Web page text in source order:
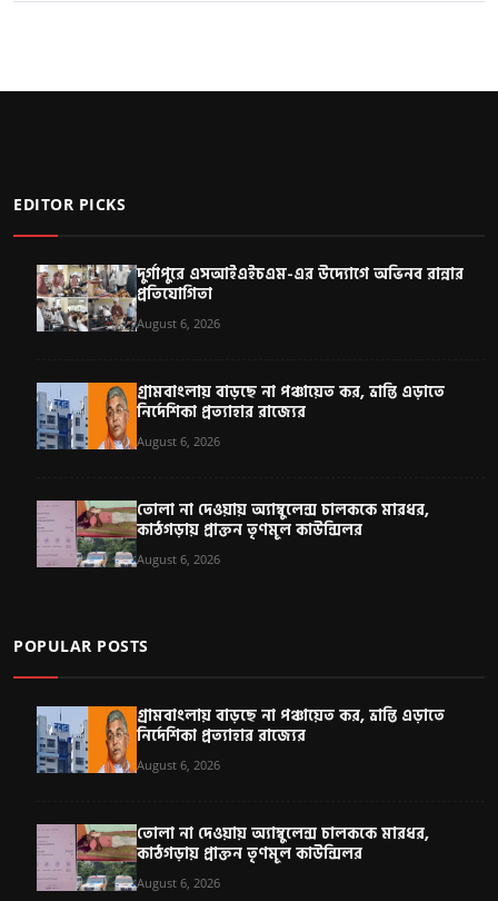
EDITOR PICKS
দুর্গাপুরে এসআইএইচএম-এর উদ্যোগে অভিনব রান্নার
প্রতিযোগিতা
August 6, 2026
গ্রামবাংলায় বাড়ছে না পঞ্চায়েত কর, ভ্রান্তি এড়াতে
নির্দেশিকা প্রত্যাহার রাজ্যের
August 6, 2026
তোলা না দেওয়ায় অ্যাম্বুলেন্স চালককে মারধর,
কাঠগড়ায় প্রাক্তন তৃণমূল কাউন্সিলর
August 6, 2026
POPULAR POSTS
গ্রামবাংলায় বাড়ছে না পঞ্চায়েত কর, ভ্রান্তি এড়াতে
নির্দেশিকা প্রত্যাহার রাজ্যের
August 6, 2026
তোলা না দেওয়ায় অ্যাম্বুলেন্স চালককে মারধর,
কাঠগড়ায় প্রাক্তন তৃণমূল কাউন্সিলর
August 6, 2026